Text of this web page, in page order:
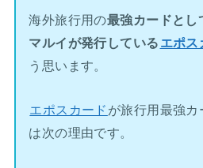
海外旅行用の最強カードとし
マルイが発行している エポス
う思います。
エポスカード が旅行用最強
は次の理由です。